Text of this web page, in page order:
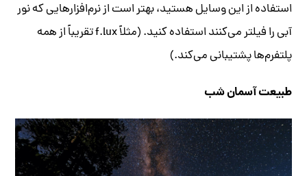
استفاده از این وسایل هستید، بهتر است از نرم‌افزارهایی که نور
آبی را فیلتر می‌کنند استفاده کنید. (مثلاً f.lux تقریباً از همه
پلتفرم‌ها پشتیبانی می‌کند.)
طبیعت آسمان شب